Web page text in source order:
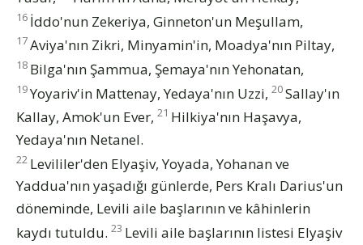
16 İddo'nun Zekeriya, Ginneton'un Meşullam,
17Aviya'nın Zikri, Minyamin'in, Moadya'nın Piltay,
18 Bilga'nın Şammua, Şemaya'nın Yehonatan,
19Yoyariv'in Mattenay, Yedaya'nın Uzzi, 20Sallay'ın
Kallay, Amok'un Ever, 21 Hilkiya'nın Haşavya,
Yedaya'nın Netanel.
22 Levililer'den Elyaşiv, Yoyada, Yohanan ve
Yaddua'nın yaşadığı günlerde, Pers Kralı Darius'un
döneminde, Levili aile başlarının ve kâhinlerin
kaydı tutuldu. 23 Levili aile başlarının listesi Elyaşiv